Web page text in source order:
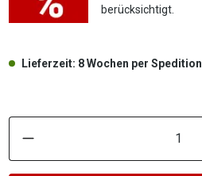
berücksichtigt.
Lieferzeit: 8 Wochen per Spedition